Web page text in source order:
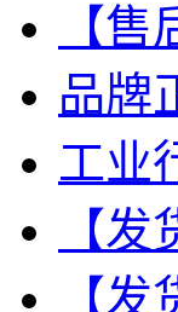
【
品牌
工业
【
【